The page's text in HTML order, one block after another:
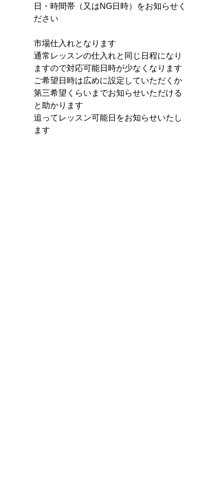
日・時間帯（又はNG日時）をお知らせく
ださい
市場仕入れとなります
通常レッスンの仕入れと同じ日程になり
ますので対応可能日時が少なくなります
ご希望日時は広めに設定していただくか
第三希望くらいまでお知らせいただける
と助かります
追ってレッスン可能日をお知らせいたし
ます